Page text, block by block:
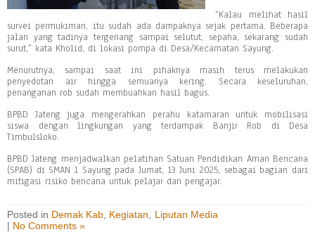
“Kalau melihat hasil
survei permukiman, itu sudah ada dampaknya sejak pertama. Beberapa
jalan yang tadinya tergenang sampai selutut, sepaha, sekarang sudah
surut,” kata Kholid, di lokasi pompa di Desa/Kecamatan Sayung.
Menurutnya, sampai saat ini pihaknya masih terus melakukan
penyedotan air hingga semuanya kering. Secara keseluruhan,
penanganan rob sudah membuahkan hasil bagus.
BPBD Jateng juga mengerahkan perahu katamaran untuk mobilisasi
siswa dengan lingkungan yang terdampak Banjir Rob di Desa
Timbulsloko.
BPBD Jateng menjadwalkan pelatihan Satuan Pendidikan Aman Bencana
(SPAB) di SMAN 1 Sayung pada Jumat, 13 Juni 2025, sebagai bagian dari
mitigasi risiko bencana untuk pelajar dan pengajar.
Posted in Demak Kab Kegiatan
Liputan Media
| No Comments »